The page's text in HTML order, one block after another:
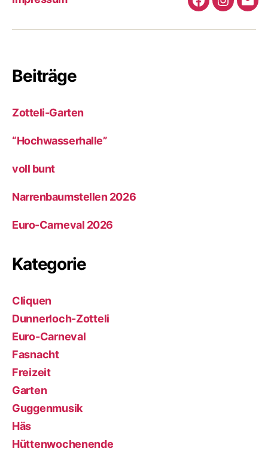
Facebooke-
Beiträge
Zotteli-Garten
“Hochwasserhalle”
voll bunt
Narrenbaumstellen 2026
Euro-Carneval 2026
Kategorie
Cliquen
Dunnerloch-Zotteli
Euro-Carneval
Fasnacht
Freizeit
Garten
Guggenmusik
Häs
Hüttenwochenende